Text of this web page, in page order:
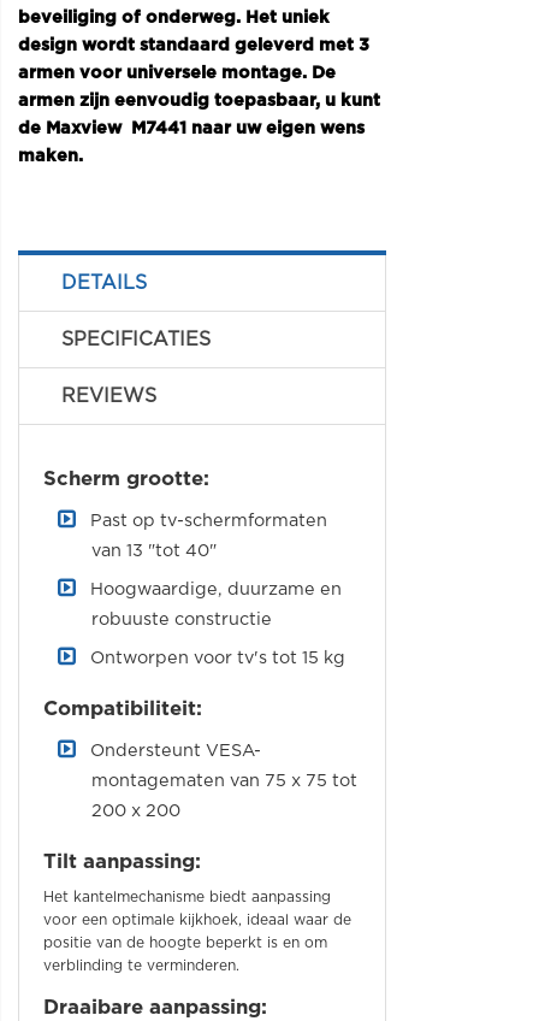
beveiliging of onderweg. Het uniek
design wordt standaard geleverd met 3
armen voor universele montage. De
armen zijn eenvoudig toepasbaar, u kunt
de Maxview M7441 naar uw eigen wens
maken.
DETAILS
SPECIFICATIES
REVIEWS
Scherm grootte:
Past op tv-schermformaten
van 13 "tot 40"
Hoogwaardige, duurzame en
robuuste constructie
Ontworpen voor tv's tot 15 kg
Compatibiliteit:
Ondersteunt VESA-
montagematen van 75 x 75 tot
200 x 200
Tilt aanpassing:
Het kantelmechanisme biedt aanpassing
voor een optimale kijkhoek, ideaal waar de
positie van de hoogte beperkt is en om
verblinding te verminderen.
Draaibare aanpassing: